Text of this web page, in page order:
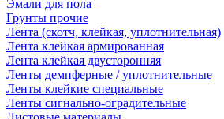
Эмали для пола
Грунты прочие
Лента (скотч, клейкая, уплотнительная)
Лента клейкая армированная
Лента клейкая двусторонняя
Ленты демпферные / уплотнительные
Ленты клейкие специальные
Ленты сигнально-оградительные